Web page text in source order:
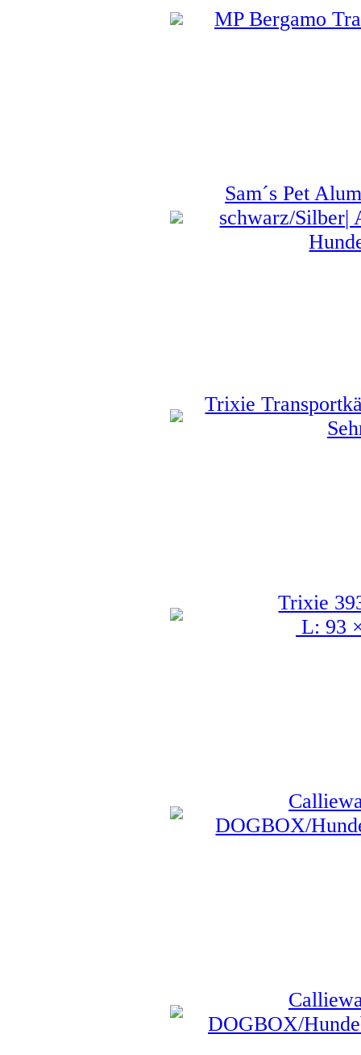
MP Bergamo
Sam´s Pet
schwarz/Silber|
Trixie
Trixie
L: 93
DOGBOX/
DOGBOX/